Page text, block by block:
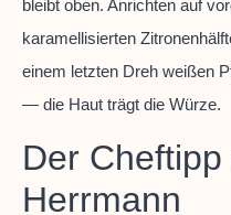
bleibt oben. Anrichten auf
karamellisierten
einem letzten Dreh weißen
— die Haut trägt die Würze.
Der
Herrmann